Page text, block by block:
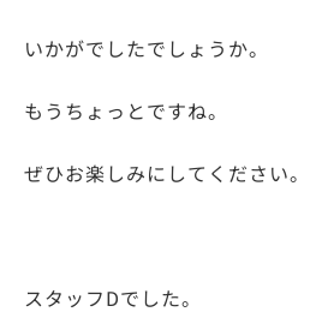
いかがでしたでしょうか。
もうちょっとですね。
ぜひお楽しみにしてください。
スタッフDでした。